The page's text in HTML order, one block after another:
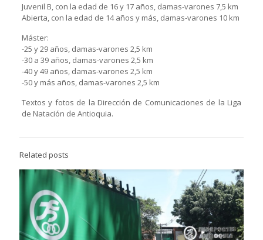
Juvenil B, con la edad de 16 y 17 años, damas-varones 7,5 km
Abierta, con la edad de 14 años y más, damas-varones 10 km
Máster:
-25 y 29 años, damas-varones 2,5 km
-30 a 39 años, damas-varones 2,5 km
-40 y 49 años, damas-varones 2,5 km
-50 y más años, damas-varones 2,5 km
Textos y fotos de la Dirección de Comunicaciones de la Liga
de Natación de Antioquia.
Related posts